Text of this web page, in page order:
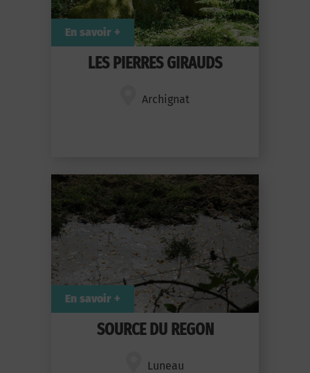
LES PIERRES GIRAUDS
Archignat
En savoir +
SOURCE DU REGON
Luneau
En savoir +